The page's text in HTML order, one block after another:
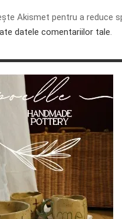
Akismet pentru a reduce
datele comentariilor tale.